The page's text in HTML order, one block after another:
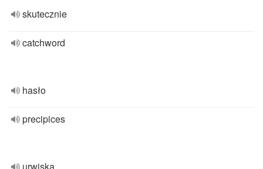
skutecznie
catchword
hasło
precipices